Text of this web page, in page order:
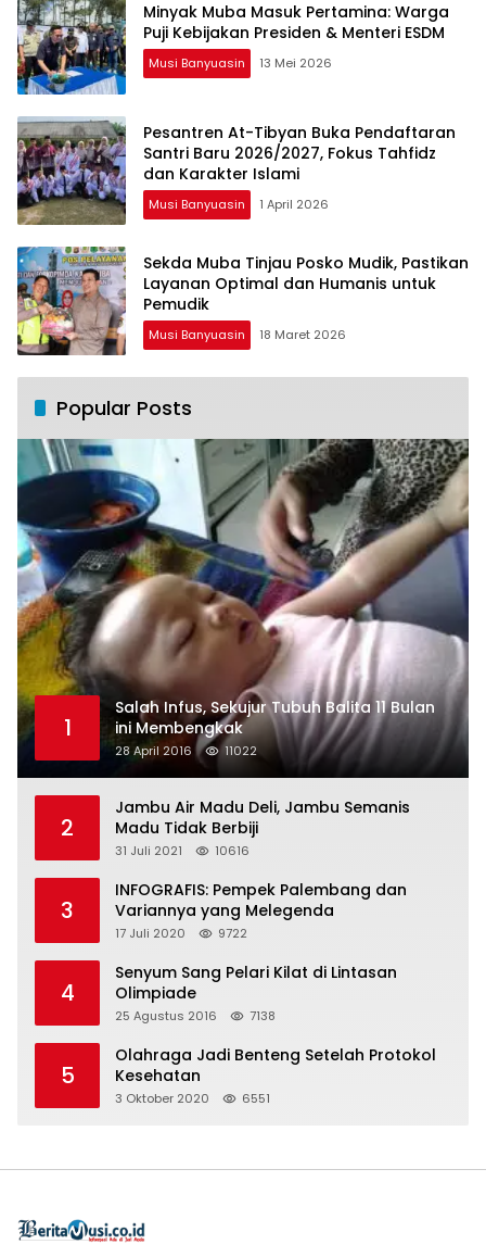
Minyak Muba Masuk Pertamina: Warga
Puji Kebijakan Presiden & Menteri ESDM
Musi Banyuasin 13 Mei 2026
Pesantren At-Tibyan Buka Pendaftaran
Santri Baru 2026/2027, Fokus Tahfidz
dan Karakter Islami
Musi Banyuasin 1 April 2026
Sekda Muba Tinjau Posko Mudik, Pastikan
Layanan Optimal dan Humanis untuk
Pemudik
Musi Banyuasin 18 Maret 2026
Popular Posts
1
Salah Infus, Sekujur Tubuh Balita 11 Bulan
ini Membengkak
28 April 2016 11022
2
Jambu Air Madu Deli, Jambu Semanis
Madu Tidak Berbiji
31 Juli 2021 10616
3
INFOGRAFIS: Pempek Palembang dan
Variannya yang Melegenda
17 Juli 2020 9722
4
Senyum Sang Pelari Kilat di Lintasan
Olimpiade
25 Agustus 2016 7138
5
Olahraga Jadi Benteng Setelah Protokol
Kesehatan
3 Oktober 2020 6551